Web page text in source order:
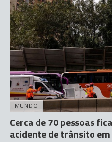
MUNDO
Cerca de 70 pessoas
acidente de trânsito em